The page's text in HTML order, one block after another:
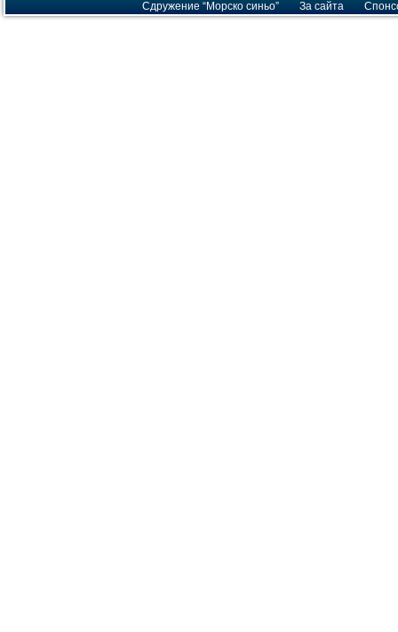
Сдружение “Морско синьо” За сайта